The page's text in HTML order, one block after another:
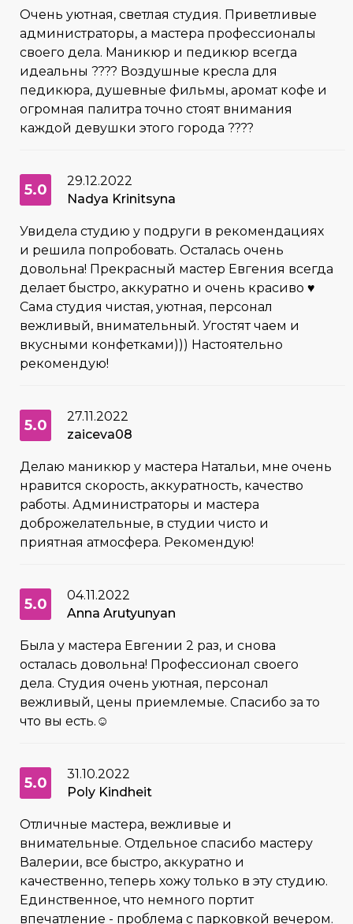
Очень уютная, светлая студия. Приветливые
администраторы, а мастера профессионалы
своего дела. Маникюр и педикюр всегда
идеальны ???? Воздушные кресла для
педикюра, душевные фильмы, аромат кофе и
огромная палитра точно стоят внимания
каждой девушки этого города ????
5.0
29.12.2022
Nadya Krinitsyna
Увидела студию у подруги в рекомендациях
и решила попробовать. Осталась очень
довольна! Прекрасный мастер Евгения всегда
делает быстро, аккуратно и очень красиво ♥️
Сама студия чистая, уютная, персонал
вежливый, внимательный. Угостят чаем и
вкусными конфетками))) Настоятельно
рекомендую!
5.0
27.11.2022
zaiceva08
Делаю маникюр у мастера Натальи, мне очень
нравится скорость, аккуратность, качество
работы. Администраторы и мастера
доброжелательные, в студии чисто и
приятная атмосфера. Рекомендую!
5.0
04.11.2022
Anna Arutyunyan
Была у мастера Евгении 2 раз, и снова
осталась довольна! Профессионал своего
дела. Студия очень уютная, персонал
вежливый, цены приемлемые. Спасибо за то
что вы есть.☺️
5.0
31.10.2022
Poly Kindheit
Отличные мастера, вежливые и
внимательные. Отдельное спасибо мастеру
Валерии, все быстро, аккуратно и
качественно, теперь хожу только в эту студию.
Единственное, что немного портит
впечатление - проблема с парковкой вечером.